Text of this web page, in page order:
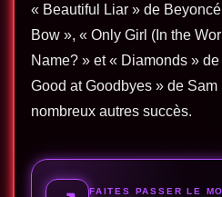
« Beautiful Liar » de
Bow », « Only Girl (In the
Name? » et « Diamonds »
Good at Goodbyes » de Sam
nombreux autres succès.
FAITES PASSER LE